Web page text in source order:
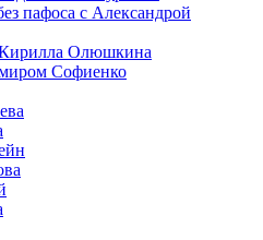
пафоса с Александрой
Олюшкина
Софиенко